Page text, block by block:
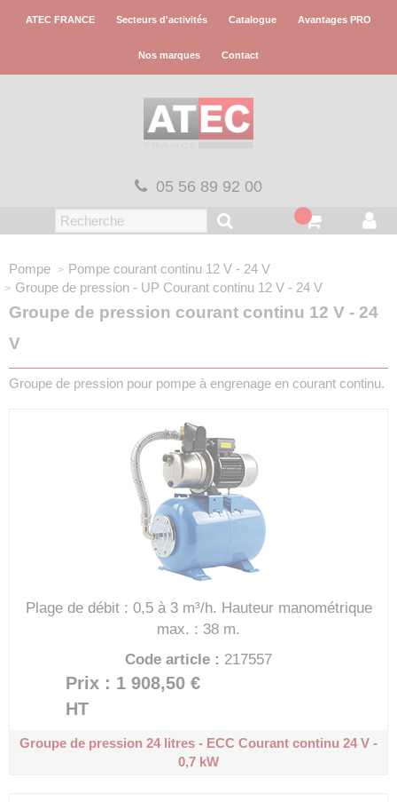
ATEC FRANCE Secteurs d'activités Catalogue Avantages PRO
Nos marques Contact
05 56 89 92 00
Pompe Pompe courant continu 12 V - 24 V
Groupe de pression - UP Courant continu 12 V - 24 V
Groupe de pression courant continu 12 V - 24
V
Groupe de pression pour pompe à engrenage en courant continu.
Plage de débit : 0,5 à 3 m³/h. Hauteur manométrique
max. : 38 m.
Code article : 217557
Prix : 1 908,50 €
HT
Groupe de pression 24 litres - ECC Courant continu 24 V -
0,7 kW